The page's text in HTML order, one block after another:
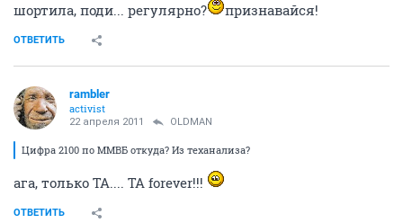
шортила, поди... регулярно? признавайся!
ОТВЕТИТЬ
rambler
activist
22 апреля 2011 OLDMAN
Цифра 2100 по ММВБ откуда? Из теханализа?
ага, только ТА.... ТА forever!!!
ОТВЕТИТЬ